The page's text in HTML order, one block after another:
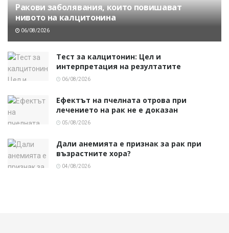
Ракови заболявания, които повишават
нивото на калцитонина
06/08/2026
Тест за калцитонин: Цел и
интерпретация на резултатите
06/08/2026
Ефектът на пчелната отрова при
лечението на рак не е доказан
05/08/2026
Дали анемията е признак за рак при
възрастните хора?
04/08/2026